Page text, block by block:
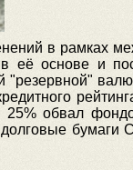
в рамках
в её основе и
"резервной"
25% обвал
долговые